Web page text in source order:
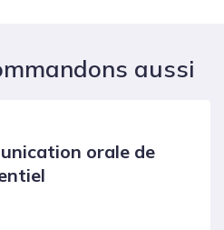
aussi
orale de